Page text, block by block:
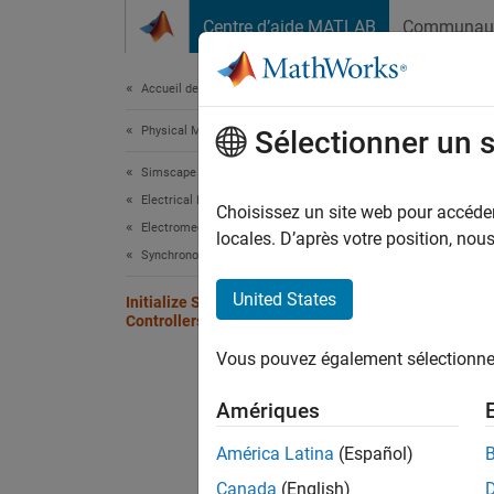
Centre d’aide MATLAB
Accueil de la documentation
Physical Modeling
Simscape Electrical
Electrical Block Libraries
Electromechanical
Synchronous
Initialize Synchronous Machines and
Controllers
In
Based
to
In
Sélectionner un
Choisissez un site web pour
locales. D’après votre position,
United States
Vous pouvez également
Amériques
América Latina (Español)
Canada (English)